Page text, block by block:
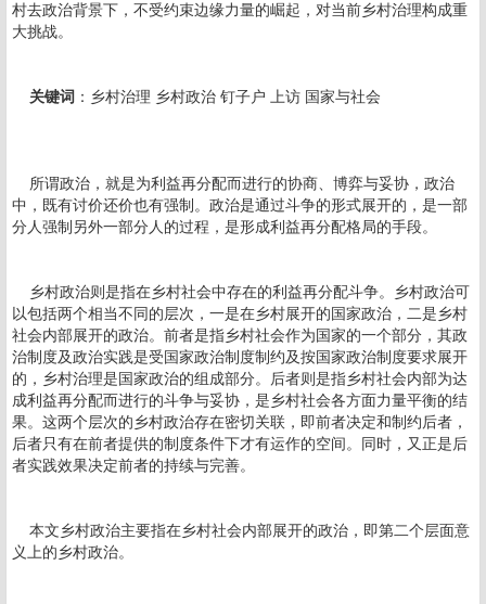
村去政治背景下，不受约束边缘力量的崛起，对当前乡村治理构成重
大挑战。
关键词 ：乡村治理 乡村政治 钉子户 上访 国家与社会
所谓政治，就是为利益再分配而进行的协商、博弈与妥协，政治
中，既有讨价还价也有强制。政治是通过斗争的形式展开的，是一部
分人强制另外一部分人的过程，是形成利益再分配格局的手段。
乡村政治则是指在乡村社会中存在的利益再分配斗争。乡村政治可
以包括两个相当不同的层次，一是在乡村展开的国家政治，二是乡村
社会内部展开的政治。前者是指乡村社会作为国家的一个部分，其政
治制度及政治实践是受国家政治制度制约及按国家政治制度要求展开
的，乡村治理是国家政治的组成部分。后者则是指乡村社会内部为达
成利益再分配而进行的斗争与妥协，是乡村社会各方面力量平衡的结
果。这两个层次的乡村政治存在密切关联，即前者决定和制约后者，
后者只有在前者提供的制度条件下才有运作的空间。同时，又正是后
者实践效果决定前者的持续与完善。
本文乡村政治主要指在乡村社会内部展开的政治，即第二个层面意
义上的乡村政治。